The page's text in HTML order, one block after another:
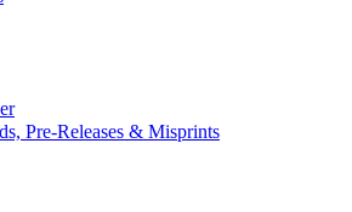
Pre-Releases & Misprints